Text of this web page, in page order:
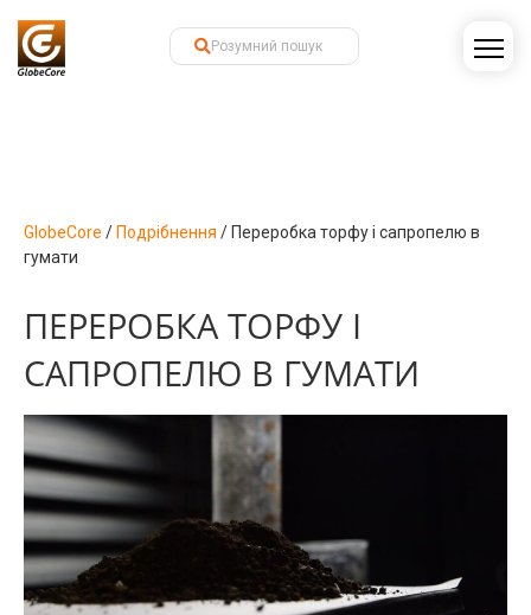
GlobeCore / Подрібнення / Переробка торфу і сапропелю в
гумати
ПЕРЕРОБКА ТОРФУ І
САПРОПЕЛЮ В ГУМАТИ